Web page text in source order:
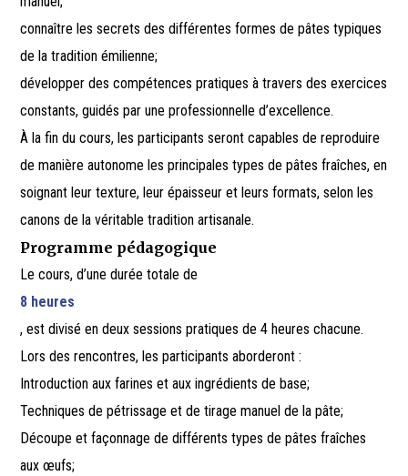
connaître les secrets des différentes formes de pâtes typiques
de la tradition émilienne;
développer des compétences pratiques à travers des exercices
constants, guidés par une professionnelle d’excellence.
À la fin du cours, les participants seront capables de reproduire
de manière autonome les principales types de pâtes fraîches, en
soignant leur texture, leur épaisseur et leurs formats, selon les
canons de la véritable tradition artisanale.
Programme pédagogique
Le cours, d’une durée totale de
8 heures
, est divisé en deux sessions pratiques de 4 heures chacune.
Lors des rencontres, les participants aborderont :
Introduction aux farines et aux ingrédients de base;
Techniques de pétrissage et de tirage manuel de la pâte;
Découpe et façonnage de différents types de pâtes fraîches
aux œufs;